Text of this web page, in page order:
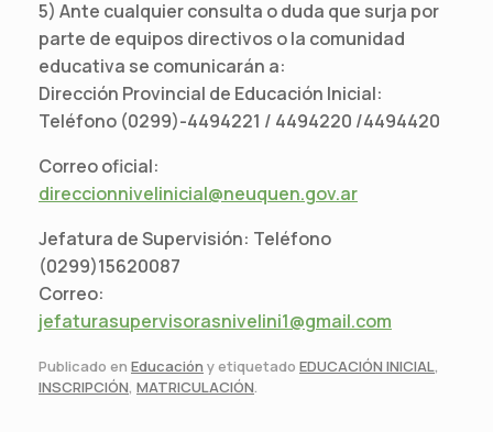
5) Ante cualquier consulta o duda que surja por
parte de equipos directivos o la comunidad
educativa se comunicarán a:
Dirección Provincial de Educación Inicial:
Teléfono (0299)-4494221 / 4494220 /4494420
Correo oficial:
direccionnivelinicial@neuquen.gov.ar
Jefatura de Supervisión: Teléfono
(0299)15620087
Correo:
jefaturasupervisorasnivelini1@gmail.com
Publicado en Educación y etiquetado EDUCACIÓN INICIAL,
INSCRIPCIÓN, MATRICULACIÓN.